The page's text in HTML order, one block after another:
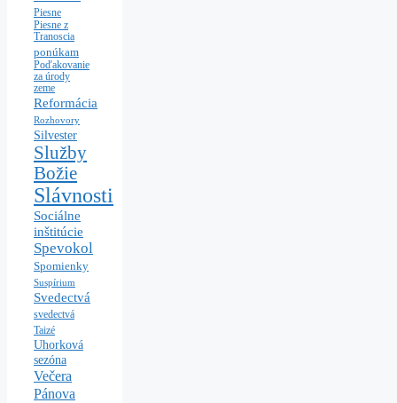
Piesne
Piesne z
Tranoscia
ponúkam
Poďakovanie
za úrody
zeme
Reformácia
Rozhovory
Silvester
Služby
Božie
Slávnosti
Sociálne
inštitúcie
Spevokol
Spomienky
Suspírium
Svedectvá
svedectvá
Taizé
Uhorková
sezóna
Večera
Pánova